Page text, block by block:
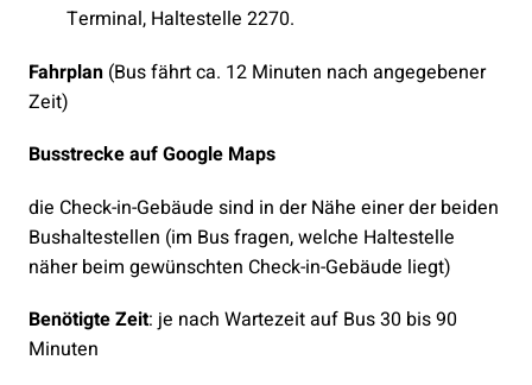
Terminal, Haltestelle 2270.
Fahrplan (Bus fährt ca. 12 Minuten nach angegebener
Zeit)
Busstrecke auf Google Maps
die Check-in-Gebäude sind in der Nähe einer der beiden
Bushaltestellen (im Bus fragen, welche Haltestelle
näher beim gewünschten Check-in-Gebäude liegt)
Benötigte Zeit: je nach Wartezeit auf Bus 30 bis 90
Minuten